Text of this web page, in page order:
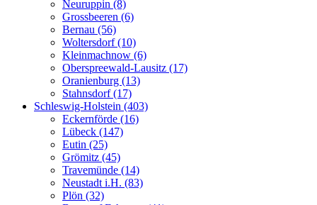
Neuruppin (8)
Grossbeeren (6)
Bernau (56)
Woltersdorf (10)
Kleinmachnow (6)
Oberspreewald-Lausitz (17)
Oranienburg (13)
Stahnsdorf (17)
Schleswig-Holstein (403)
Eckernförde (16)
Lübeck (147)
Eutin (25)
Grömitz (45)
Travemünde (14)
Neustadt i.H. (83)
Plön (32)